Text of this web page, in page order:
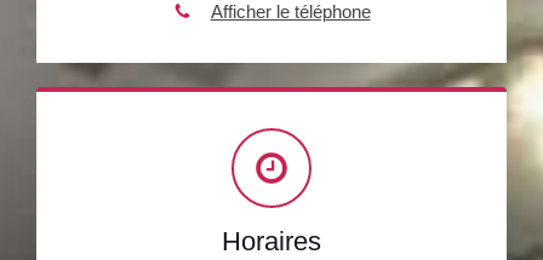
Afficher le téléphone
Horaires